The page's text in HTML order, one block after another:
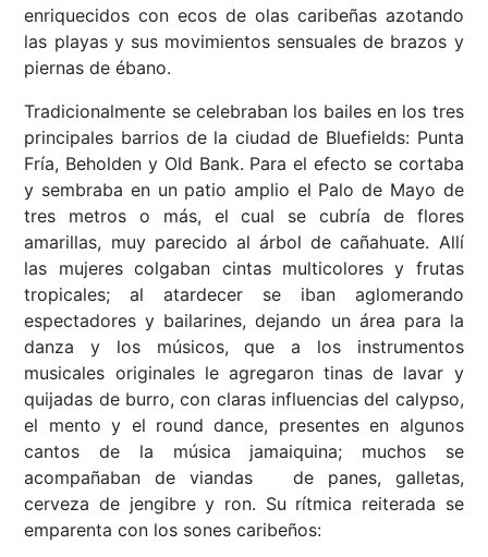
enriquecidos con ecos de olas caribeñas azotando
las playas y sus movimientos sensuales de brazos y
piernas de ébano.
Tradicionalmente se celebraban los bailes en los tres
principales barrios de la ciudad de Bluefields: Punta
Fría, Beholden y Old Bank. Para el efecto se cortaba
y sembraba en un patio amplio el Palo de Mayo de
tres metros o más, el cual se cubría de flores
amarillas, muy parecido al árbol de cañahuate. Allí
las mujeres colgaban cintas multicolores y frutas
tropicales; al atardecer se iban aglomerando
espectadores y bailarines, dejando un área para la
danza y los músicos, que a los instrumentos
musicales originales le agregaron tinas de lavar y
quijadas de burro, con claras influencias del calypso,
el mento y el round dance, presentes en algunos
cantos de la música jamaiquina; muchos se
acompañaban de viandas de panes, galletas,
cerveza de jengibre y ron. Su rítmica reiterada se
emparenta con los sones caribeños: